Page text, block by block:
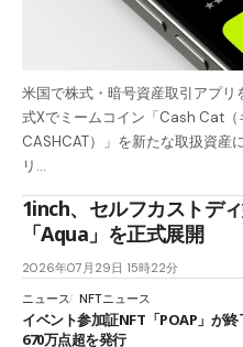
米国で株式・暗号資産取引アプ
式Xでミームコイン「Cash Cat（
CASHCAT）」を新たな取扱資産
リ…
1inch、セルフカストデ
「Aqua」を正式展開
2026年07月29日 15時22分
ニュース NFTニュース
イベント参加証NFT「POAP」が
670万点超を発行